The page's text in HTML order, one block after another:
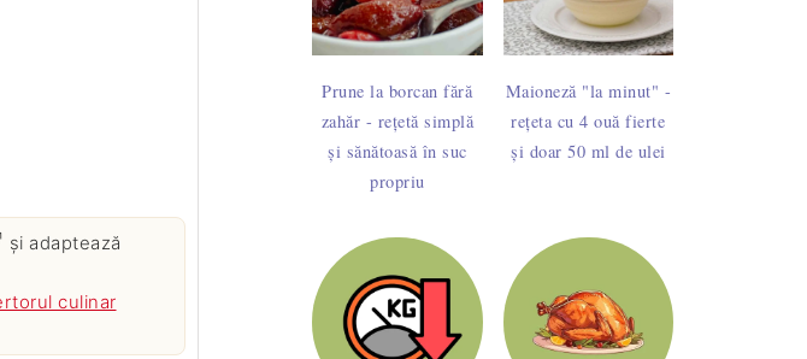
și adaptează
culinar
Prune la borcan fără
zahăr - rețetă simplă
și sănătoasă în suc
propriu
Maioneză "la minut" -
rețeta cu 4 ouă fierte
și doar 50 ml de ulei